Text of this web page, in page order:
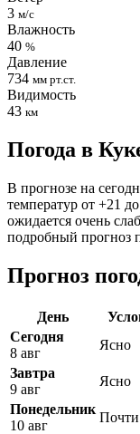
3 м/с
Влажность
40 %
Давление
734 мм рт.ст.
Видимость
43 км
Погода в
В прогнозе на
температур от +21
ожидается очень
подробный прогноз
Прогноз
День
Сегодня
8 авг
Ясно
Завтра
9 авг
Ясно
Понедельник
10 авг
Почти